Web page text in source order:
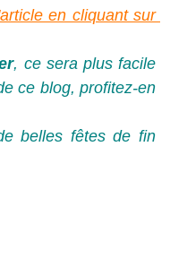
en cliquant sur
, ce sera plus facile
ce blog, profitez-en
belles fêtes de fin